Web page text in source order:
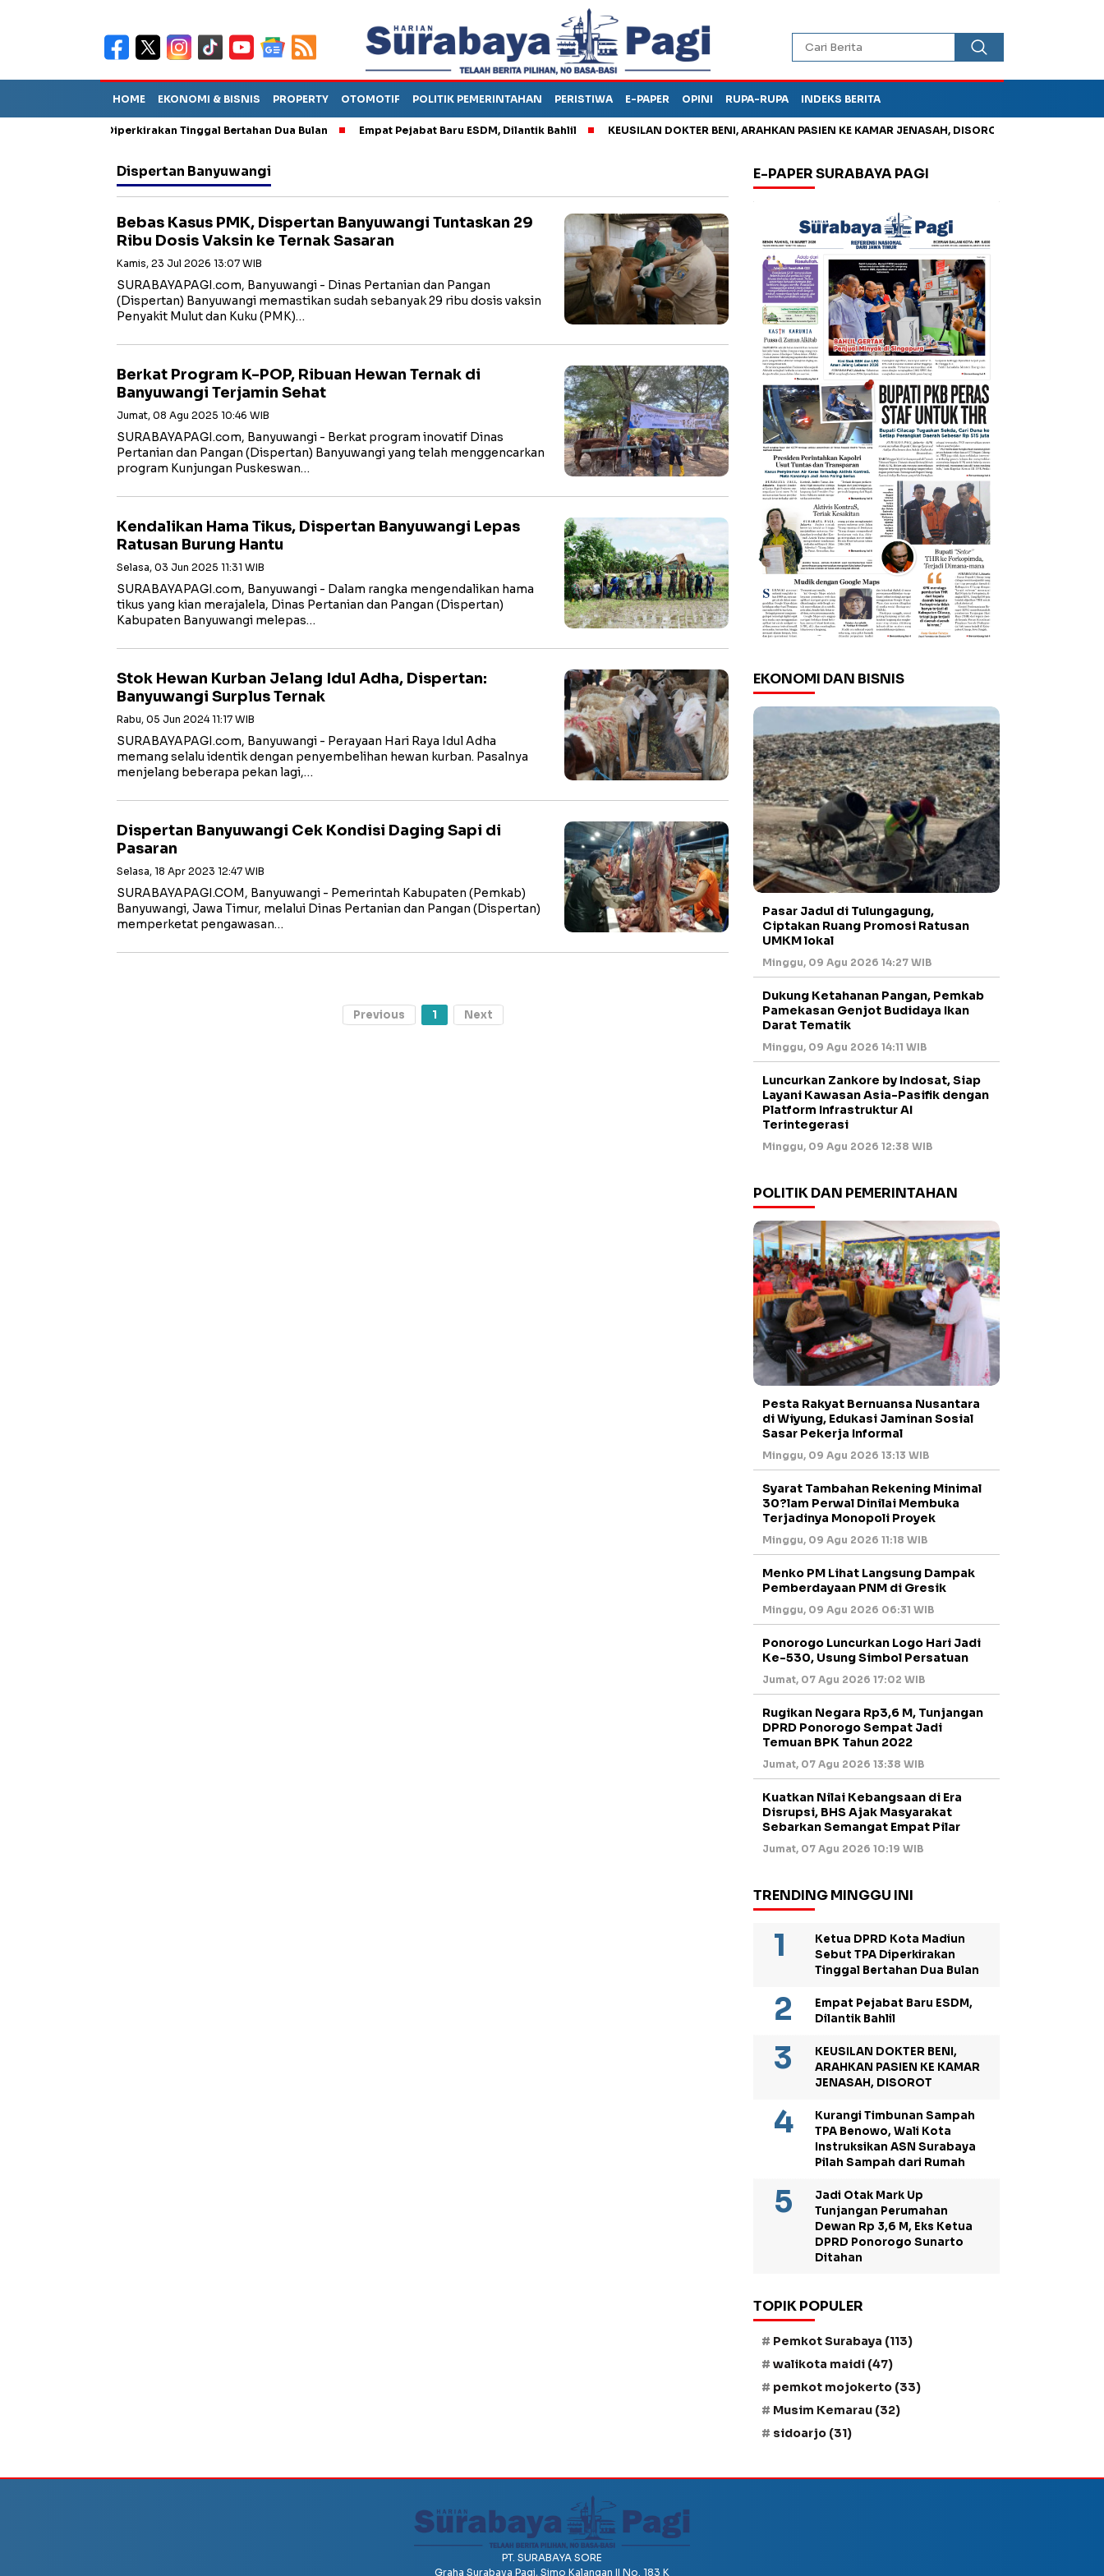
HOME EKONOMI & BISNIS PROPERTY OTOMOTIF POLITIK PEMERINTAHAN PERISTIWA E-PAPER OPINI RUPA-RUPA INDEKS BERITA
Sebut TPA Diperkirakan Tinggal Bertahan Dua Bulan Empat Pejabat Baru ESDM, Dilantik Bahlil KEUSILAN DOKTER BENI, ARAHKAN PASIEN KE KAMAR JENASAH, DISOROT
Dispertan Banyuwangi
Bebas Kasus PMK, Dispertan Banyuwangi Tuntaskan 29
Ribu Dosis Vaksin ke Ternak Sasaran
Kamis, 23 Jul 2026 13:07 WIB
SURABAYAPAGI.com, Banyuwangi - Dinas Pertanian dan Pangan
(Dispertan) Banyuwangi memastikan sudah sebanyak 29 ribu dosis vaksin
Penyakit Mulut dan Kuku (PMK)…
Berkat Program K-POP, Ribuan Hewan Ternak di
Banyuwangi Terjamin Sehat
Jumat, 08 Agu 2025 10:46 WIB
SURABAYAPAGI.com, Banyuwangi - Berkat program inovatif Dinas
Pertanian dan Pangan (Dispertan) Banyuwangi yang telah menggencarkan
program Kunjungan Puskeswan…
Kendalikan Hama Tikus, Dispertan Banyuwangi Lepas
Ratusan Burung Hantu
Selasa, 03 Jun 2025 11:31 WIB
SURABAYAPAGI.com, Banyuwangi - Dalam rangka mengendalikan hama
tikus yang kian merajalela, Dinas Pertanian dan Pangan (Dispertan)
Kabupaten Banyuwangi melepas…
Stok Hewan Kurban Jelang Idul Adha, Dispertan:
Banyuwangi Surplus Ternak
Rabu, 05 Jun 2024 11:17 WIB
SURABAYAPAGI.com, Banyuwangi - Perayaan Hari Raya Idul Adha
memang selalu identik dengan penyembelihan hewan kurban. Pasalnya
menjelang beberapa pekan lagi,…
Dispertan Banyuwangi Cek Kondisi Daging Sapi di
Pasaran
Selasa, 18 Apr 2023 12:47 WIB
SURABAYAPAGI.COM, Banyuwangi - Pemerintah Kabupaten (Pemkab)
Banyuwangi, Jawa Timur, melalui Dinas Pertanian dan Pangan (Dispertan)
memperketat pengawasan…
Previous 1 Next
E-PAPER SURABAYA PAGI
EKONOMI DAN BISNIS
Pasar Jadul di Tulungagung,
Ciptakan Ruang Promosi Ratusan
UMKM lokal
Minggu, 09 Agu 2026 14:27 WIB
Dukung Ketahanan Pangan, Pemkab
Pamekasan Genjot Budidaya Ikan
Darat Tematik
Minggu, 09 Agu 2026 14:11 WIB
Luncurkan Zankore by Indosat, Siap
Layani Kawasan Asia-Pasifik dengan
Platform Infrastruktur AI
Terintegerasi
Minggu, 09 Agu 2026 12:38 WIB
POLITIK DAN PEMERINTAHAN
Pesta Rakyat Bernuansa Nusantara
di Wiyung, Edukasi Jaminan Sosial
Sasar Pekerja Informal
Minggu, 09 Agu 2026 13:13 WIB
Syarat Tambahan Rekening Minimal
30?lam Perwal Dinilai Membuka
Terjadinya Monopoli Proyek
Minggu, 09 Agu 2026 11:18 WIB
Menko PM Lihat Langsung Dampak
Pemberdayaan PNM di Gresik
Minggu, 09 Agu 2026 06:31 WIB
Ponorogo Luncurkan Logo Hari Jadi
Ke-530, Usung Simbol Persatuan
Jumat, 07 Agu 2026 17:02 WIB
Rugikan Negara Rp3,6 M, Tunjangan
DPRD Ponorogo Sempat Jadi
Temuan BPK Tahun 2022
Jumat, 07 Agu 2026 13:38 WIB
Kuatkan Nilai Kebangsaan di Era
Disrupsi, BHS Ajak Masyarakat
Sebarkan Semangat Empat Pilar
Jumat, 07 Agu 2026 10:19 WIB
TRENDING MINGGU INI
Ketua DPRD Kota Madiun
Sebut TPA Diperkirakan
Tinggal Bertahan Dua Bulan
Empat Pejabat Baru ESDM,
Dilantik Bahlil
KEUSILAN DOKTER BENI,
ARAHKAN PASIEN KE KAMAR
JENASAH, DISOROT
Kurangi Timbunan Sampah
TPA Benowo, Wali Kota
Instruksikan ASN Surabaya
Pilah Sampah dari Rumah
Jadi Otak Mark Up
Tunjangan Perumahan
Dewan Rp 3,6 M, Eks Ketua
DPRD Ponorogo Sunarto
Ditahan
TOPIK POPULER
Pemkot Surabaya (113)
walikota maidi (47)
pemkot mojokerto (33)
Musim Kemarau (32)
sidoarjo (31)
PT. SURABAYA SORE
Graha Surabaya Pagi, Simo Kalangan II No. 183 K